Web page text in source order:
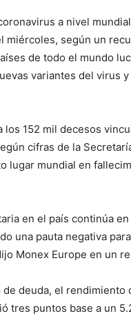
a nivel
miércoles, según un
de todo el mundo
variantes del virus
los 152 mil decesos
cifras de la
lugar mundial en
en el país continúa
una pauta negativa
Monex Europe en un
de deuda, el rendimiento
tres puntos base a un